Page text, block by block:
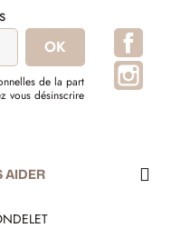
de la part
vous désinscrire
AIDER